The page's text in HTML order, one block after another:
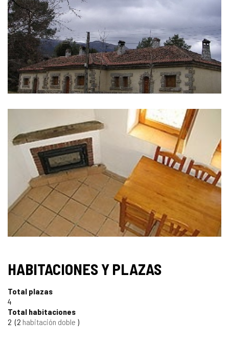
IMÁGENES
SELLO
TURISMO
DE
CONFIANZA
HABITACIONES Y PLAZAS
Total plazas
4
Total habitaciones
2 2 habitación doble